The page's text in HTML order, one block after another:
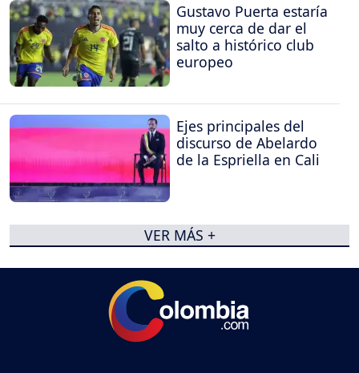
Gustavo Puerta estaría
muy cerca de dar el
salto a histórico club
europeo
Ejes principales del
discurso de Abelardo
de la Espriella en Cali
VER MÁS +